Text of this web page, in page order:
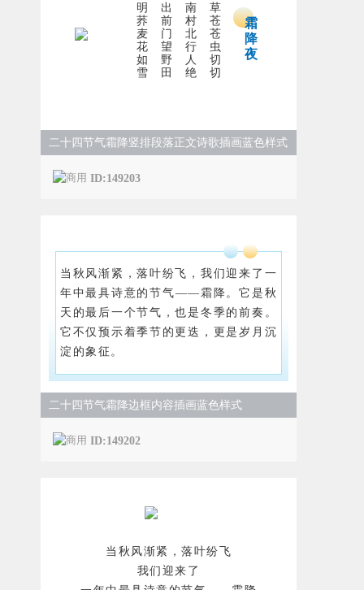
明
荞
麦
花
如
雪
出
前
门
望
野
田
南
村
北
行
人
绝
草
苍
苍
虫
切
切
霜
降
夜
二十四节气霜降竖排段落正文诗歌插画蓝色样式
ID:149203
当秋风渐紧，落叶纷飞，我们迎来了一
年中最具诗意的节气——霜降。它是秋
天的最后一个节气，也是冬季的前奏。
它不仅预示着季节的更迭，更是岁月沉
淀的象征。
二十四节气霜降边框内容插画蓝色样式
ID:149202
当秋风渐紧，落叶纷飞
我们迎来了